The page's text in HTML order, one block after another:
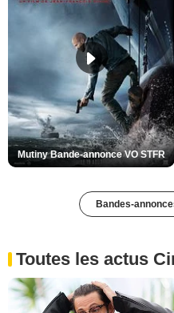
Mutiny Bande-annonce VO STFR
Bandes-
Toutes les actus